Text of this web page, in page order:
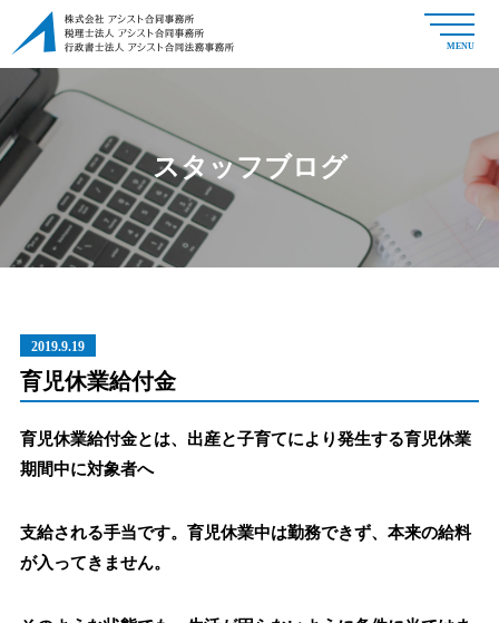
MENU
スタッフブログ
2019.9.19
育児休業給付金
育児休業給付金とは、出産と子育てにより発生する育児休業
期間中に対象者へ
支給される手当です。育児休業中は勤務できず、本来の給料
が入ってきません。